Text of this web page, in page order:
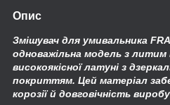
Опис
Змішувач для умивальника
одноважільна модель з
високоякісної латуні з
покриттям. Цей матеріал
корозії й довговічність виробу